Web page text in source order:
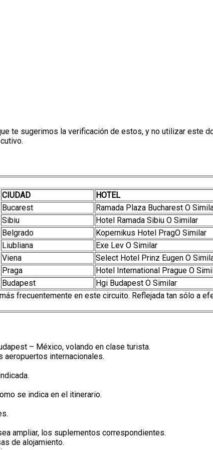
te sugerimos la verificación de estos, y no utilizar este
CIUDAD HOTEL
Bucarest Ramada Plaza Bucharest O
Sibiu Hotel Ramada Sibiu O Similar
Belgrado Kopernikus Hotel PragO Similar
Liubliana Exe Lev O Similar
Viena Select Hotel Prinz Eugen O
Praga Hotel International Prague O
Budapest Hgi Budapest O Similar
frecuentemente en este circuito. Reflejada tan sólo a
– México, volando en clase turista.
aeropuertos internacionales.
se indica en el itinerario.
ampliar, los suplementos correspondientes.
de alojamiento.